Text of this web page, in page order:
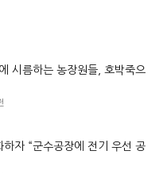
시름하는 농장원들, 호박죽으
하자 “군수공장에 전기 우선 공